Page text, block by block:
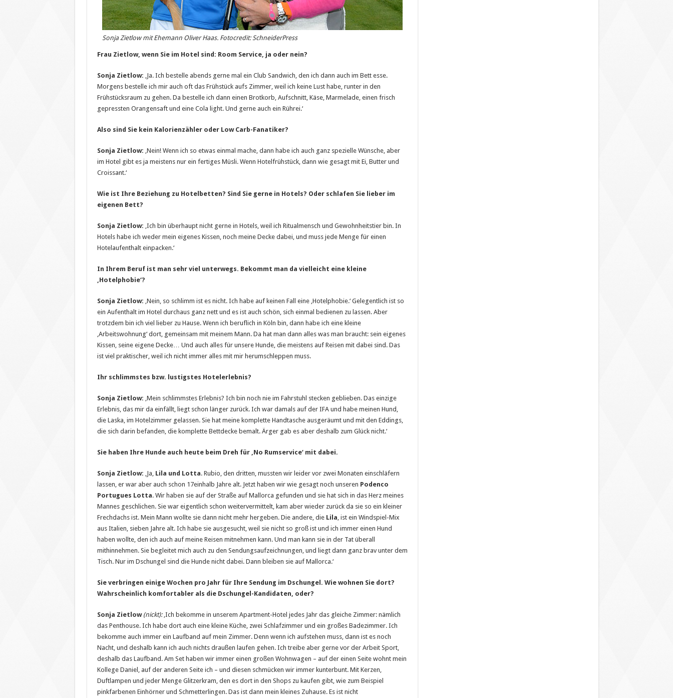
Sonja Zietlow mit Ehemann Oliver Haas. Fotocredit: SchneiderPress
Frau Zietlow, wenn Sie im Hotel sind: Room Service, ja oder nein?
Sonja Zietlow: ‚Ja. Ich bestelle abends gerne mal ein Club Sandwich, den ich dann auch im Bett esse.
Morgens bestelle ich mir auch oft das Frühstück aufs Zimmer, weil ich keine Lust habe, runter in den
Frühstücksraum zu gehen. Da bestelle ich dann einen Brotkorb, Aufschnitt, Käse, Marmelade, einen frisch
gepressten Orangensaft und eine Cola light. Und gerne auch ein Rührei.‘
Also sind Sie kein Kalorienzähler oder Low Carb-Fanatiker?
Sonja Zietlow: ‚Nein! Wenn ich so etwas einmal mache, dann habe ich auch ganz spezielle Wünsche, aber
im Hotel gibt es ja meistens nur ein fertiges Müsli. Wenn Hotelfrühstück, dann wie gesagt mit Ei, Butter und
Croissant.‘
Wie ist Ihre Beziehung zu Hotelbetten? Sind Sie gerne in Hotels? Oder schlafen Sie lieber im
eigenen Bett?
Sonja Zietlow: ‚Ich bin überhaupt nicht gerne in Hotels, weil ich Ritualmensch und Gewohnheitstier bin. In
Hotels habe ich weder mein eigenes Kissen, noch meine Decke dabei, und muss jede Menge für einen
Hotelaufenthalt einpacken.‘
In Ihrem Beruf ist man sehr viel unterwegs. Bekommt man da vielleicht eine kleine
‚Hotelphobie‘?
Sonja Zietlow: ‚Nein, so schlimm ist es nicht. Ich habe auf keinen Fall eine ‚Hotelphobie.‘ Gelegentlich ist so
ein Aufenthalt im Hotel durchaus ganz nett und es ist auch schön, sich einmal bedienen zu lassen. Aber
trotzdem bin ich viel lieber zu Hause. Wenn ich beruflich in Köln bin, dann habe ich eine kleine
‚Arbeitswohnung‘ dort, gemeinsam mit meinem Mann. Da hat man dann alles was man braucht: sein eigenes
Kissen, seine eigene Decke… Und auch alles für unsere Hunde, die meistens auf Reisen mit dabei sind. Das
ist viel praktischer, weil ich nicht immer alles mit mir herumschleppen muss.
Ihr schlimmstes bzw. lustigstes Hotelerlebnis?
Sonja Zietlow: ‚Mein schlimmstes Erlebnis? Ich bin noch nie im Fahrstuhl stecken geblieben. Das einzige
Erlebnis, das mir da einfällt, liegt schon länger zurück. Ich war damals auf der IFA und habe meinen Hund,
die Laska, im Hotelzimmer gelassen. Sie hat meine komplette Handtasche ausgeräumt und mit den Eddings,
die sich darin befanden, die komplette Bettdecke bemalt. Ärger gab es aber deshalb zum Glück nicht.‘
Sie haben Ihre Hunde auch heute beim Dreh für ‚No Rumservice‘ mit dabei.
Sonja Zietlow: ‚Ja, Lila und Lotta. Rubio, den dritten, mussten wir leider vor zwei Monaten einschläfern
lassen, er war aber auch schon 17einhalb Jahre alt. Jetzt haben wir wie gesagt noch unseren Podenco
Portugues Lotta. Wir haben sie auf der Straße auf Mallorca gefunden und sie hat sich in das Herz meines
Mannes geschlichen. Sie war eigentlich schon weitervermittelt, kam aber wieder zurück da sie so ein kleiner
Frechdachs ist. Mein Mann wollte sie dann nicht mehr hergeben. Die andere, die Lila , ist ein Windspiel-Mix
aus Italien, sieben Jahre alt. Ich habe sie ausgesucht, weil sie nicht so groß ist und ich immer einen Hund
haben wollte, den ich auch auf meine Reisen mitnehmen kann. Und man kann sie in der Tat überall
mithinnehmen. Sie begleitet mich auch zu den Sendungsaufzeichnungen, und liegt dann ganz brav unter dem
Tisch. Nur im Dschungel sind die Hunde nicht dabei. Dann bleiben sie auf Mallorca.‘
Sie verbringen einige Wochen pro Jahr für Ihre Sendung im Dschungel. Wie wohnen Sie dort?
Wahrscheinlich komfortabler als die Dschungel-Kandidaten, oder?
Sonja Zietlow (nickt):‚Ich bekomme in unserem Apartment-Hotel jedes Jahr das gleiche Zimmer: nämlich
das Penthouse. Ich habe dort auch eine kleine Küche, zwei Schlafzimmer und ein großes Badezimmer. Ich
bekomme auch immer ein Laufband auf mein Zimmer. Denn wenn ich aufstehen muss, dann ist es noch
Nacht, und deshalb kann ich auch nichts draußen laufen gehen. Ich treibe aber gerne vor der Arbeit Sport,
deshalb das Laufband. Am Set haben wir immer einen großen Wohnwagen – auf der einen Seite wohnt mein
Kollege Daniel, auf der anderen Seite ich – und diesen schmücken wir immer kunterbunt. Mit Kerzen,
Duftlampen und jeder Menge Glitzerkram, den es dort in den Shops zu kaufen gibt, wie zum Beispiel
pinkfarbenen Einhörner und Schmetterlingen. Das ist dann mein kleines Zuhause. Es ist nicht